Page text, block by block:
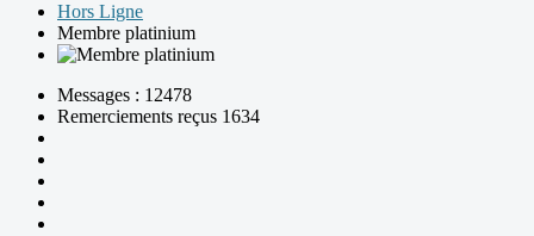
Hors Ligne
Membre platinium
Messages : 12478
Remerciements reçus 1634